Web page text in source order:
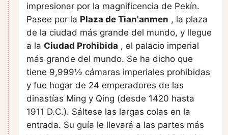
impresionar por la magnificencia de Pekín.
Pasee por la Plaza de Tian'anmen , la plaza
de la ciudad más grande del mundo, y llegue
a la Ciudad Prohibida , el palacio imperial
más grande del mundo. Se ha dicho que
tiene 9,999½ cámaras imperiales prohibidas
y fue hogar de 24 emperadores de las
dinastías Ming y Qing (desde 1420 hasta
1911 D.C.). Sáltese las largas colas en la
entrada. Su guía le llevará a las partes más